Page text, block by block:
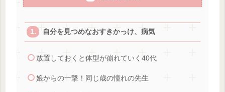
自分を見つめなおすきかっけ、病気
放置しておくと体型が崩れていく40代
娘からの一撃！同じ歳の憧れの先生